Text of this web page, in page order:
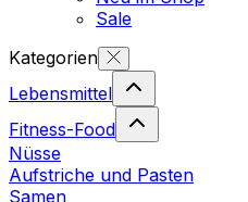
Sale
Kategorien
Lebensmittel
Fitness-Food
Nüsse
Aufstriche und Pasten
Samen